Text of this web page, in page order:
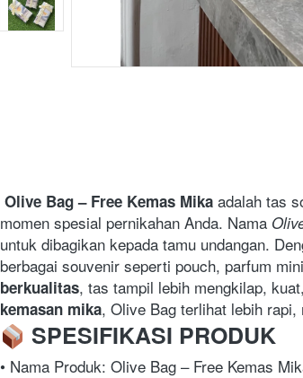
Olive Bag – Free Kemas Mika adalah tas
momen spesial pernikahan Anda. Nama
untuk dibagikan kepada tamu undangan.
berbagai souvenir seperti pouch, parfum
berkualitas, tas tampil lebih mengkilap,
kemasan mika, Olive Bag terlihat lebih
SPESIFIKASI PRODUK
• Nama Produk: Olive Bag – Free Kemas